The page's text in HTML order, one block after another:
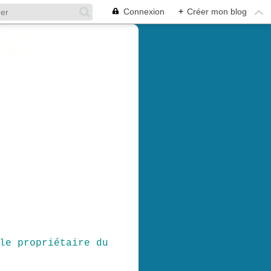
Connexion + Créer mon blog
propriétaire du